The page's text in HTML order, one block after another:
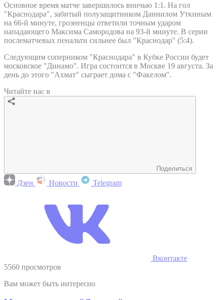
Основное время матче завершилось вничью 1:1. На гол
"Краснодара", забитый полузащитником Даниилом Уткиным
на 66-й минуте, грозненцы ответили точным ударом
нападающего Максима Самородова на 93-й минуте. В серии
послематчевых пенальти сильнее был "Краснодар" (5:4).
Следующим соперником "Краснодара" в Кубке России будет
московское "Динамо". Игра состоится в Москве 19 августа. За
день до этого "Ахмат" сыграет дома с "Факелом".
Читайте нас в
Поделиться
Дзен Новости Telegram
Вконтакте
5560 просмотров
Вам может быть интересно